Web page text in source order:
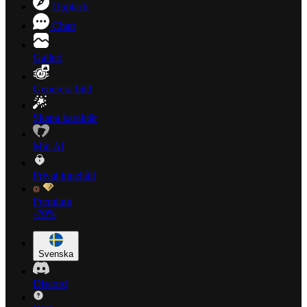
Upptäck
Chatt
Galleri
Generera bild
Skapa karaktär
Min AI
Privat innehåll
Premium
-70%
Svenska
Discord